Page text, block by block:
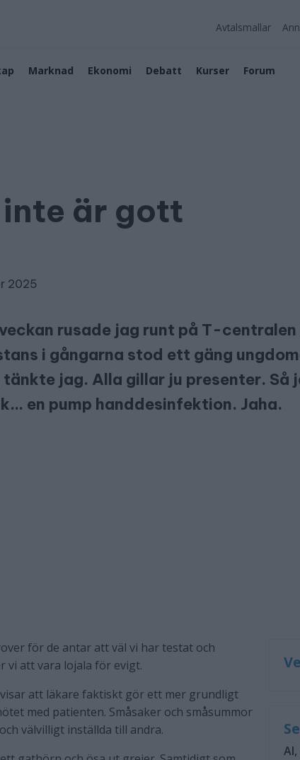
Avtalsmallar
Marknad Ekonomi Debatt Kurser Forum
är gott
2025
rusade jag runt på T-
i gångarna stod ett gäng
tänkte jag. Alla gillar ju presenter. Så
en pump handdesinfektion. Jaha.
för de antar att väl vi har testat och
vi att vara lojala för evigt.
att läkare faktiskt gör ett mer grundligt
med patienten. Småsaker och småsummor
välvilligt inställda till andra.